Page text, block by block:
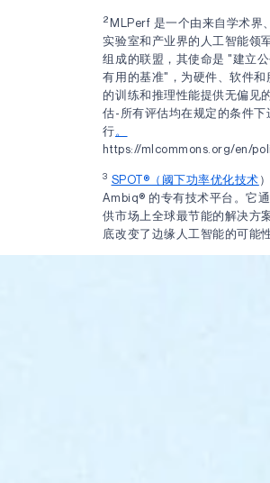
2 MLPerf 是一个由来自学术界
实验室和产业界的人工智能领
组成的联盟，其使命是 "建立公
有用的基准"，为硬件、软件和
的训练和推理性能提供无偏见
估-所有评估均在规定的条件下
行。
https://mlcommons.org/en/
3 SPOT®（阈下功率优化技术
Ambiq® 的专有技术平台。它
供市场上全球最节能的解决方
底改变了边缘人工智能的可能性